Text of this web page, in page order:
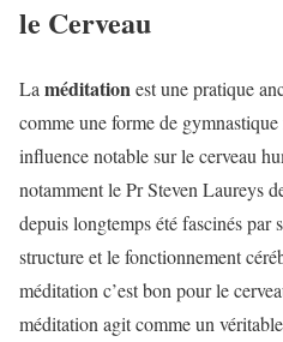
le Cerveau
La méditationest une pratique
comme une forme de
influence notable sur le cerveau
notamment le Pr Steven Laureys
depuis longtemps été fascinés par
structure et le fonctionnement
méditation c’est bon pour le
méditation agit comme un